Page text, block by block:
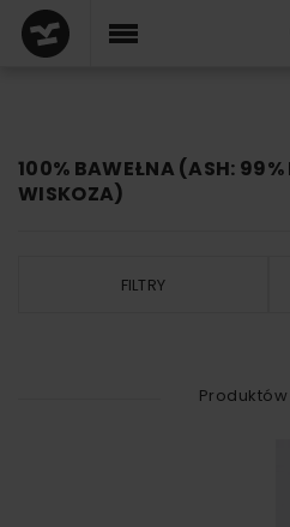
100% BAWEŁNA (ASH: 99%
WISKOZA)
FILTRY
Produktów